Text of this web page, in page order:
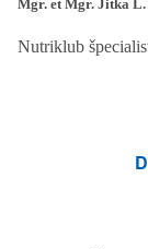
Mgr. et Mgr. Jitka L.
Nutriklub